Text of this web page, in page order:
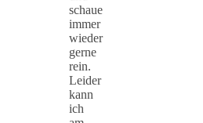
schaue
immer
wieder
gerne
rein.
Leider
kann
ich